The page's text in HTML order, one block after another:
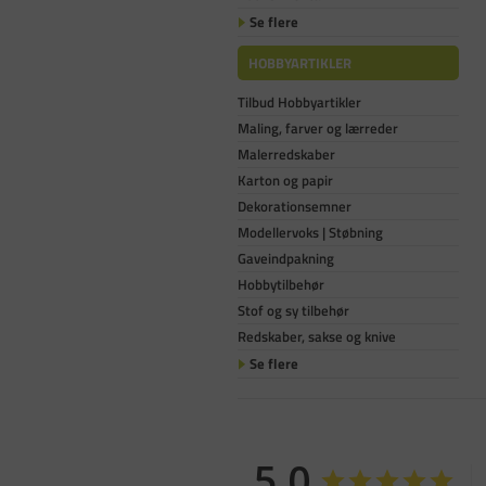
Se flere
HOBBYARTIKLER
Tilbud Hobbyartikler
Maling, farver og lærreder
Malerredskaber
Karton og papir
Dekorationsemner
Modellervoks | Støbning
Gaveindpakning
Hobbytilbehør
Stof og sy tilbehør
Redskaber, sakse og knive
Se flere